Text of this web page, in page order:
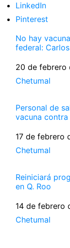
LinkedIn
Pinterest
No hay
federal:
Fecha
20 de febrero
Respecto a
Chetumal
Personal de
vacuna
Fecha
17 de febrero
Respecto a
Chetumal
Reiniciará
en Q. Roo
Fecha
14 de febrero
Respecto a
Chetumal